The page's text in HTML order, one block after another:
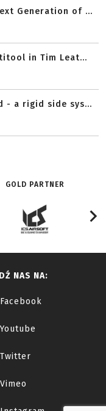
Generation of ...
in Tim Leat...
- a rigid side sys...
GOLD PARTNER
NAS NA:
Facebook
Youtube
Twitter
Vimeo